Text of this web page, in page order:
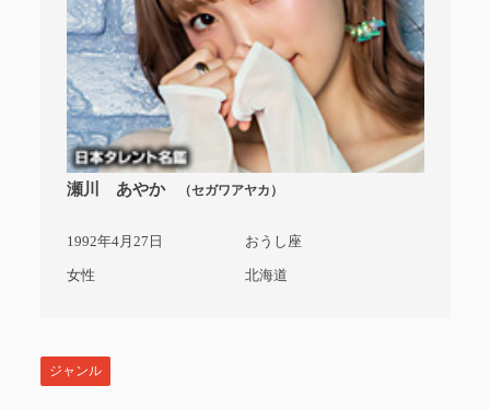
瀬川 あやか （セガワアヤカ）
1992年4月27日 おうし座
女性 北海道
ジャンル